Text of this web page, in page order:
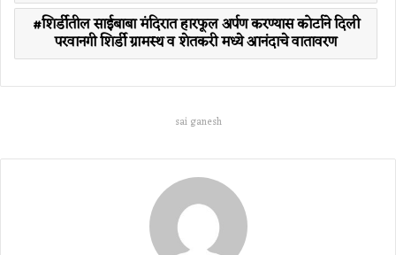
शिर्डीतील साईबाबा मंदिरात हारफूल अर्पण करण्यास कोर्टाने दिली
परवानगी शिर्डी ग्रामस्थ व शेतकरी मध्ये आनंदाचे वातावरण
sai ganesh